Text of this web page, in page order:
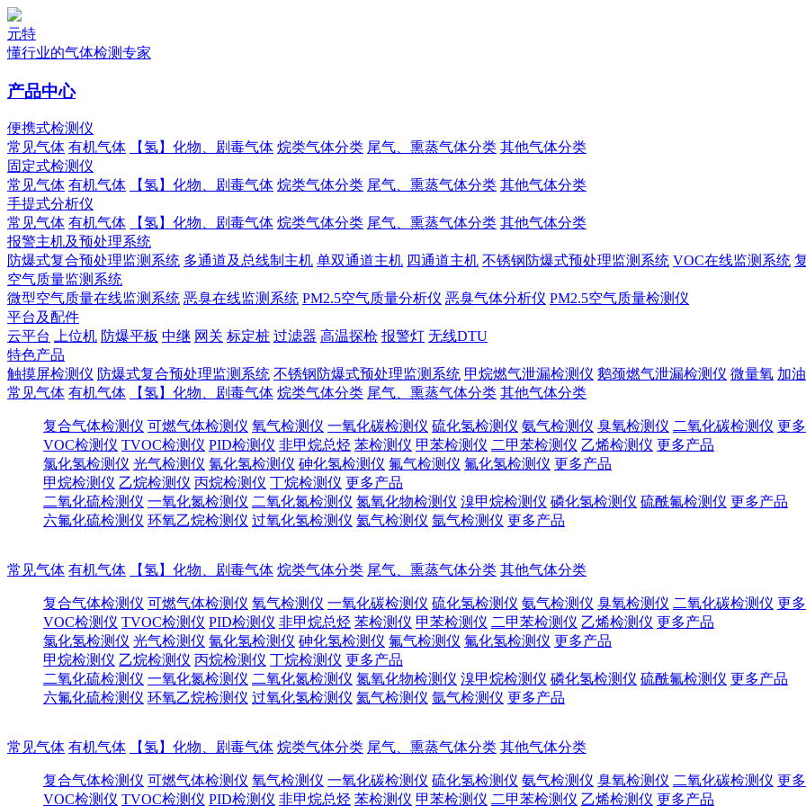
元特
懂行业的气体检测专家
产品中心
便携式检测仪
常见气体 有机气体 【氢】化物、剧毒气体 烷类气体分类 尾气、熏蒸气体分类 其他气体分类
固定式检测仪
常见气体 有机气体 【氢】化物、剧毒气体 烷类气体分类 尾气、熏蒸气体分类 其他气体分类
手提式分析仪
常见气体 有机气体 【氢】化物、剧毒气体 烷类气体分类 尾气、熏蒸气体分类 其他气体分类
报警主机及预处理系统
防爆式复合预处理监测系统 多通道及总线制主机 单双通道主机 四通道主机 不锈钢防爆式预处理监测系统 VOC在线监测系统
空气质量监测系统
微型空气质量在线监测系统 恶臭在线监测系统 PM2.5空气质量分析仪 恶臭气体分析仪 PM2.5空气质量检测仪
平台及配件
云平台 上位机 防爆平板 中继 网关 标定桩 过滤器 高温探枪 报警灯 无线DTU
特色产品
触摸屏检测仪 防爆式复合预处理监测系统 不锈钢防爆式预处理监测系统 甲烷燃气泄漏检测仪 鹅颈燃气泄漏检测仪 微量氧 加
常见气体 有机气体 【氢】化物、剧毒气体 烷类气体分类 尾气、熏蒸气体分类 其他气体分类
复合气体检测仪 可燃气体检测仪 氧气检测仪 一氧化碳检测仪 硫化氢检测仪 氨气检测仪 臭氧检测仪 二氧化碳检测仪 更
VOC检测仪 TVOC检测仪 PID检测仪 非甲烷总烃 苯检测仪 甲苯检测仪 二甲苯检测仪 乙烯检测仪 更多产品
氯化氢检测仪 光气检测仪 氰化氢检测仪 砷化氢检测仪 氟气检测仪 氟化氢检测仪 更多产品
甲烷检测仪 乙烷检测仪 丙烷检测仪 丁烷检测仪 更多产品
二氧化硫检测仪 一氧化氮检测仪 二氧化氮检测仪 氮氧化物检测仪 溴甲烷检测仪 磷化氢检测仪 硫酰氟检测仪 更多产品
六氟化硫检测仪 环氧乙烷检测仪 过氧化氢检测仪 氦气检测仪 氩气检测仪 更多产品
常见气体 有机气体 【氢】化物、剧毒气体 烷类气体分类 尾气、熏蒸气体分类 其他气体分类
复合气体检测仪 可燃气体检测仪 氧气检测仪 一氧化碳检测仪 硫化氢检测仪 氨气检测仪 臭氧检测仪 二氧化碳检测仪 更
VOC检测仪 TVOC检测仪 PID检测仪 非甲烷总烃 苯检测仪 甲苯检测仪 二甲苯检测仪 乙烯检测仪 更多产品
氯化氢检测仪 光气检测仪 氰化氢检测仪 砷化氢检测仪 氟气检测仪 氟化氢检测仪 更多产品
甲烷检测仪 乙烷检测仪 丙烷检测仪 丁烷检测仪 更多产品
二氧化硫检测仪 一氧化氮检测仪 二氧化氮检测仪 氮氧化物检测仪 溴甲烷检测仪 磷化氢检测仪 硫酰氟检测仪 更多产品
六氟化硫检测仪 环氧乙烷检测仪 过氧化氢检测仪 氦气检测仪 氩气检测仪 更多产品
常见气体 有机气体 【氢】化物、剧毒气体 烷类气体分类 尾气、熏蒸气体分类 其他气体分类
复合气体检测仪 可燃气体检测仪 氧气检测仪 一氧化碳检测仪 硫化氢检测仪 氨气检测仪 臭氧检测仪 二氧化碳检测仪 更
VOC检测仪 TVOC检测仪 PID检测仪 非甲烷总烃 苯检测仪 甲苯检测仪 二甲苯检测仪 乙烯检测仪 更多产品